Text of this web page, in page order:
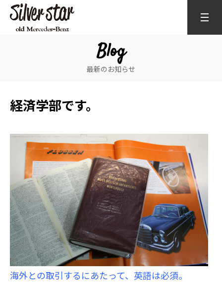
Blog
最新のお知らせ
経済学部です。
海外との取引するにあたって、英語は必須。